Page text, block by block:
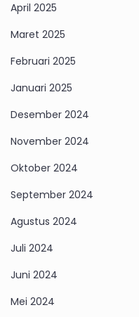
April 2025
Maret 2025
Februari 2025
Januari 2025
Desember 2024
November 2024
Oktober 2024
September 2024
Agustus 2024
Juli 2024
Juni 2024
Mei 2024